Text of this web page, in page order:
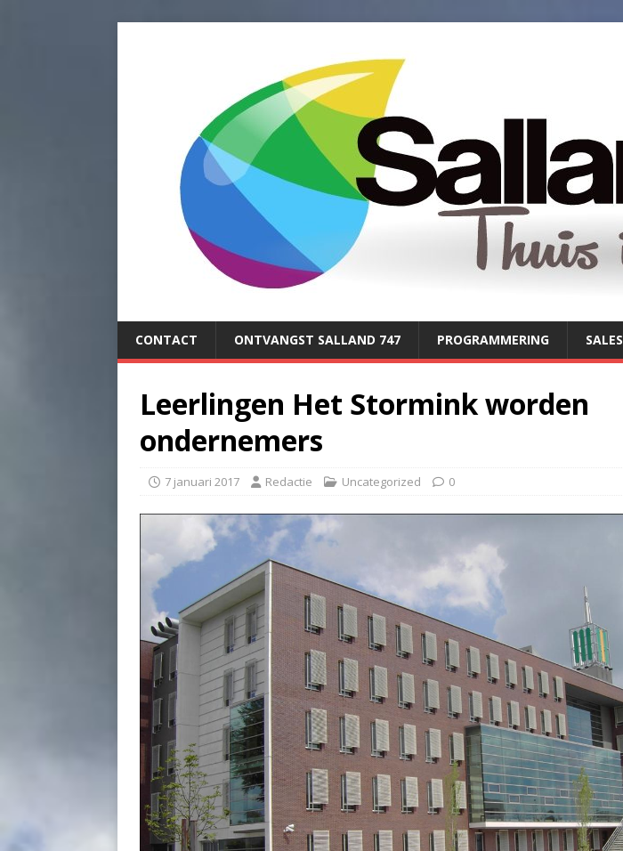
CONTACT ONTVANGST SALLAND 747 PROGRAMMERING SALES
Leerlingen Het Stormink worden
ondernemers
7 januari 2017 Redactie Uncategorized 0